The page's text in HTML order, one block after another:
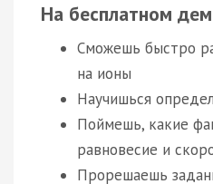
На бесплатном
Сможешь быстро
на ионы
Научишься
Поймешь, какие
равновесие и
Прорешаешь